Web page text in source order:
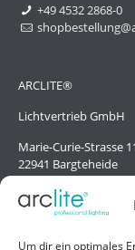
Um dir ein optimales
+49 4532 2868-0
ARCLITE®
Lichtvertrieb GmbH
Marie-Curie-Strasse
22941 Bargteheide
Deutschland/
Hilfe